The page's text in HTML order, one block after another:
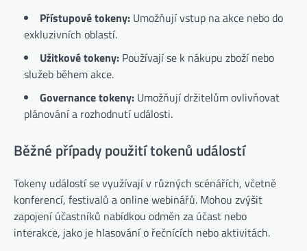
Přístupové tokeny: Umožňují vstup na akce nebo do
exkluzivních oblastí.
Užitkové tokeny: Používají se k nákupu zboží nebo
služeb během akce.
Governance tokeny: Umožňují držitelům ovlivňovat
plánování a rozhodnutí události.
Běžné případy použití tokenů událostí
Tokeny událostí se využívají v různých scénářích, včetně
konferencí, festivalů a online webinářů. Mohou zvýšit
zapojení účastníků nabídkou odměn za účast nebo
interakce, jako je hlasování o řečnících nebo aktivitách.